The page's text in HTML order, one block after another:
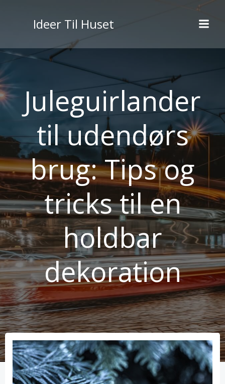
indhold
Ideer Til Huset
Juleguirlander
til udendørs
brug: Tips og
tricks til en
holdbar
dekoration